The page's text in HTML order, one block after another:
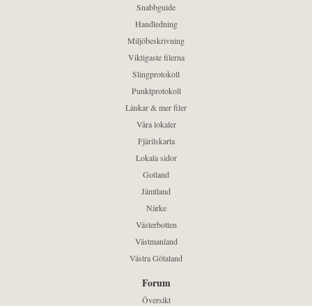
Snabbguide
Handledning
Miljöbeskrivning
Viktigaste filerna
Slingprotokoll
Punktprotokoll
Länkar & mer filer
Våra lokaler
Fjärilskarta
Lokala sidor
Gotland
Jämtland
Närke
Västerbotten
Västmanland
Västra Götaland
Forum
Översikt